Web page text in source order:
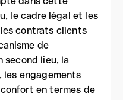
le cadre légal et les
contrats clients
de
second lieu, la
engagements
en termes de